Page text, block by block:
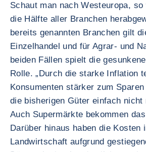
Schaut man nach Westeuropa,
die Hälfte aller Branchen
bereits genannten Branchen gilt
Einzelhandel und für Agrar- und
beiden Fällen spielt die
Rolle. „Durch die starke Inflation
Konsumenten stärker zum
die bisherigen Güter einfach nicht
Auch Supermärkte bekommen
Darüber hinaus haben die Kosten
Landwirtschaft aufgrund